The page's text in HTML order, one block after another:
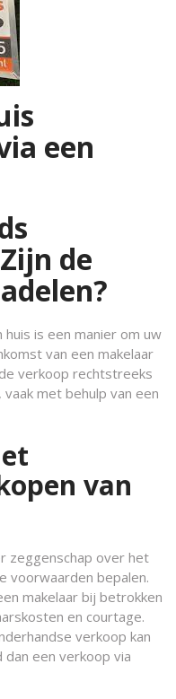
een
de
is een manier om uw
van een makelaar
verkoop rechtstreeks
met behulp van een
van
zeggenschap over het
voorwaarden bepalen.
makelaar bij betrokken
en courtage.
verkoop kan
een verkoop via